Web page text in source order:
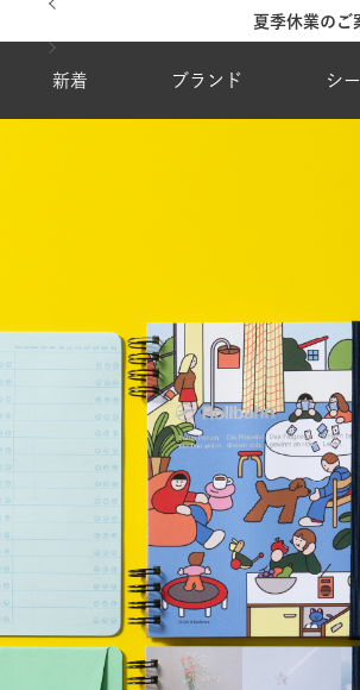
地震の影響による配達状
新着 ブランド シ